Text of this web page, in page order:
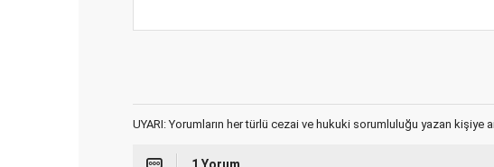
UYARI: Yorumların her türlü cezai ve hukuki sorumluluğu yazan kişiye